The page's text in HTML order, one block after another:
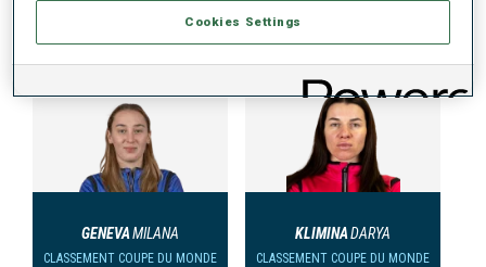
GENEVAMILANA
CLASSEMENT COUPE DU MONDE
KLIMINADARYA
CLASSEMENT COUPE DU MONDE
Cookies Settings